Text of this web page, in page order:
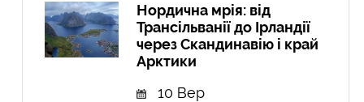
Нордична мрія: від
Трансільванії до Ірландії
через Скандинавію і край
Арктики
10 Вер